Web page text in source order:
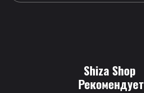
Shiza Shop
Рекомендует